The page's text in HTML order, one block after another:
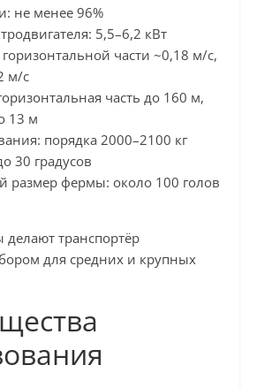
не менее 96%
5,5–6,2 кВт
горизонтальной части ~0,18 м/с,
м/с
часть до 160 м,
13 м
порядка 2000–2100 кг
30 градусов
размер фермы: около 100 голов
делают транспортёр
для средних и крупных